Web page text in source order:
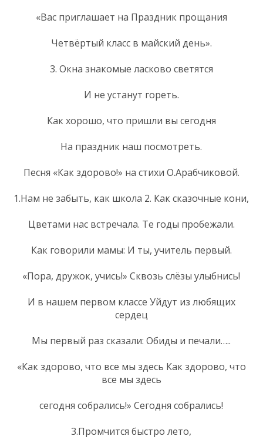
«Вас приглашает на Праздник прощания
Четвёртый класс в майский день».
3. Окна знакомые ласково светятся
И не устанут гореть.
Как хорошо, что пришли вы сегодня
На праздник наш посмотреть.
Песня «Как здорово!» на стихи О.Арабчиковой.
1.Нам не забыть, как школа 2. Как сказочные кони,
Цветами нас встречала. Те годы пробежали.
Как говорили мамы: И ты, учитель первый.
«Пора, дружок, учись!» Сквозь слёзы улыбнись!
И в нашем первом классе Уйдут из любящих
сердец
Мы первый раз сказали: Обиды и печали…..
«Как здорово, что все мы здесь Как здорово, что
все мы здесь
сегодня собрались!» Сегодня собрались!
3.Промчится быстро лето,